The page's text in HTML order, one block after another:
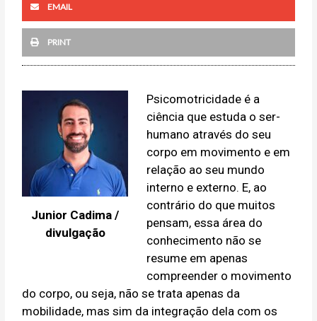
EMAIL
PRINT
Junior Cadima /
divulgação
Psicomotricidade é a
ciência que estuda o ser-
humano através do seu
corpo em movimento e em
relação ao seu mundo
interno e externo. E, ao
contrário do que muitos
pensam, essa área do
conhecimento não se
resume em apenas
compreender o movimento
do corpo, ou seja, não se trata apenas da
mobilidade, mas sim da integração dela com os